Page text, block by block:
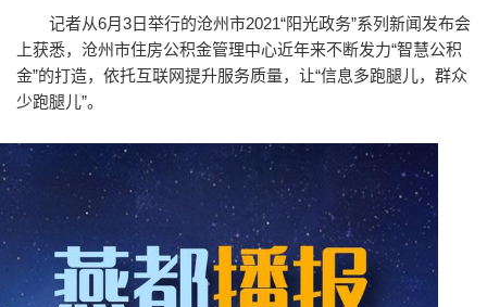
记者从6月3日举行的沧州市2021“阳光政务”系列新闻发布会
上获悉，沧州市住房公积金管理中心近年来不断发力“智慧公积
金”的打造，依托互联网提升服务质量，让“信息多跑腿儿，群众
少跑腿儿”。